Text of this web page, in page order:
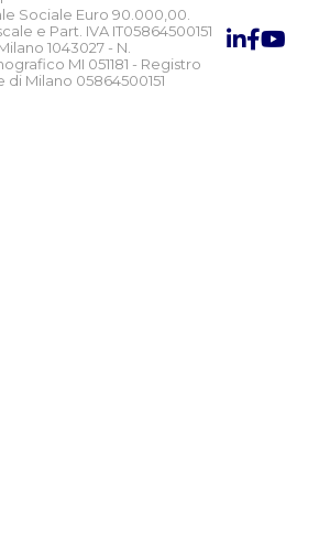
Sociale Euro 90.000,00.
e Part. IVA IT05864500151
1043027 - N.
MI 051181 - Registro
di Milano 05864500151